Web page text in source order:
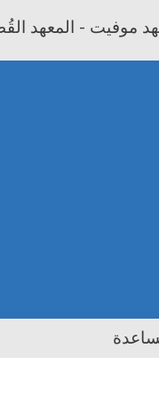
موفيت - المعهد